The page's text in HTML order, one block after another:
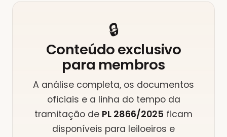
🔒
Conteúdo exclusivo
para membros
A análise completa, os documentos
oficiais e a linha do tempo da
tramitação de PL 2866/2025 ficam
disponíveis para leiloeiros e